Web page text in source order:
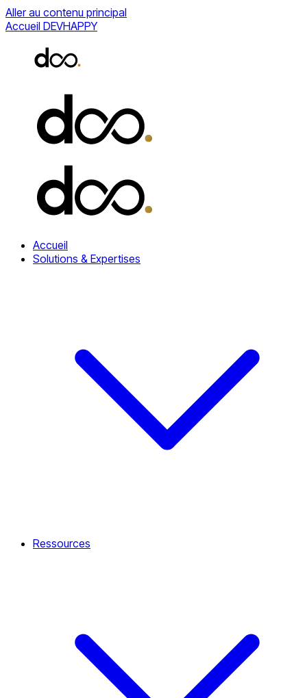
Aller au contenu principal
Accueil DEVHAPPY
Accueil
Solutions & Expertises
Ressources